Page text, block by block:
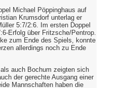
Michael Pöppinghaus auf
Krumsdorf unterlag er
5:7/2:6. Im ersten Doppel
Erfolg über Fritzsche/Pentrop.
zum Ende des Spiels, konnte
allerdings noch zu Ende
auch Bochum zeigten sich
der gerechte Ausgang einer
Mannschaften haben die